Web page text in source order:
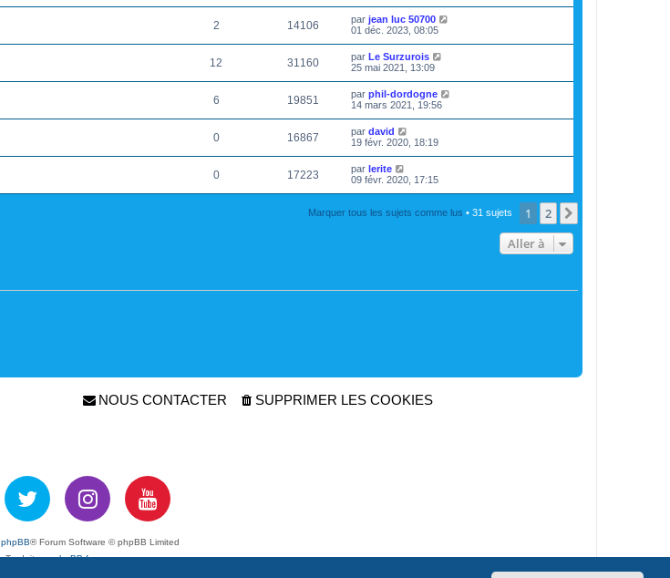
2 14106 par jean luc 50700
01 déc. 2023, 08:05
12 31160 par Le Surzurois
25 mai 2021, 13:09
6 19851 par phil-dordogne
14 mars 2021, 19:56
0 16867 par david
19 févr. 2020, 18:19
0 17223 par lerite
09 févr. 2020, 17:15
Marquer tous les sujets comme lus • 31 sujets 1 2
Aller à
SUPPRIMER LES COOKIES
NOUS CONTACTER
phpBB® Forum Software © phpBB Limited
Traduit parphpBB-fr.com